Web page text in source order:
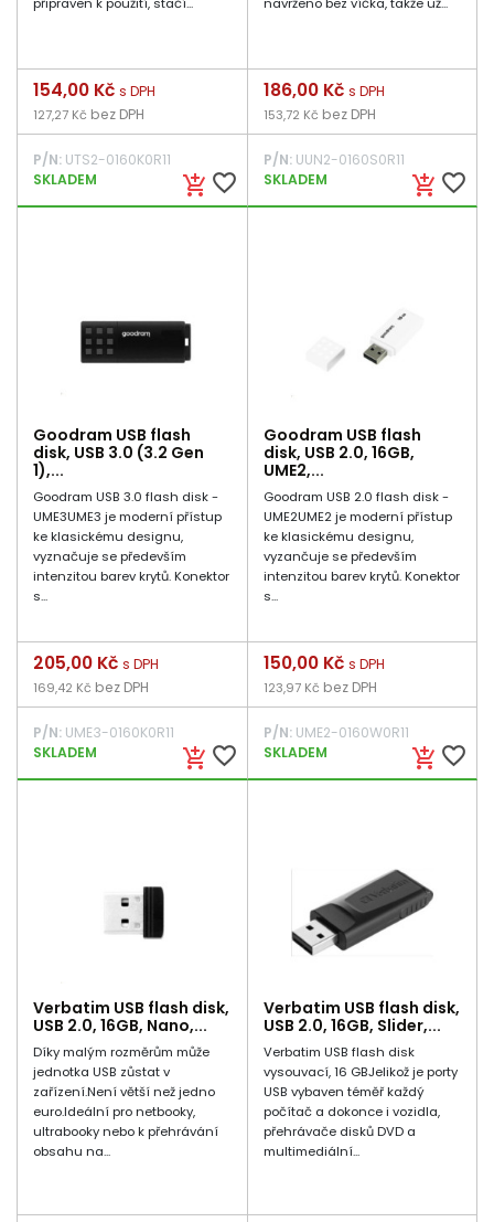
připraven k použití, stačí...
add_shopping_cart favorite_border
Cena
154,00 Kč s DPH
127,27 Kč bez DPH
P/N: UTS2-0160K0R11
SKLADEM
navrženo bez víčka, takže už...
add_shopping_cart favorite_border
Cena
186,00 Kč s DPH
153,72 Kč bez DPH
P/N:UUN2-0160S0R11
SKLADEM
Goodram USB flash
disk, USB 3.0 (3.2 Gen
1),...
Goodram USB 3.0 flash disk -
UME3UME3 je moderní přístup
ke klasickému designu,
vyznačuje se především
intenzitou barev krytů. Konektor
s...
add_shopping_cart favorite_border
Cena
205,00 Kč s DPH
169,42 Kč bez DPH
P/N: UME3-0160K0R11
SKLADEM
Goodram USB flash
disk, USB 2.0, 16GB,
UME2,...
Goodram USB 2.0 flash disk -
UME2UME2 je moderní přístup
ke klasickému designu,
vyzančuje se především
intenzitou barev krytů. Konektor
s...
add_shopping_cart favorite_border
Cena
150,00 Kč s DPH
123,97 Kč bez DPH
P/N:UME2-0160W0R11
SKLADEM
Verbatim USB flash disk,
USB 2.0, 16GB, Nano,...
Díky malým rozměrům může
jednotka USB zůstat v
zařízení.Není větší než jedno
euro.Ideální pro netbooky,
ultrabooky nebo k přehrávání
obsahu na...
Verbatim USB flash disk,
USB 2.0, 16GB, Slider,...
Verbatim USB flash disk
vysouvací, 16 GBJelikož je porty
USB vybaven téměř každý
počítač a dokonce i vozidla,
přehrávače disků DVD a
multimediální...